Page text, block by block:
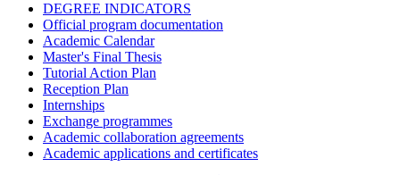
DEGREE INDICATORS
Official program documentation
Academic Calendar
Master's Final Thesis
Tutorial Action Plan
Reception Plan
Internships
Exchange programmes
Academic collaboration agreements
Academic applications and certificates